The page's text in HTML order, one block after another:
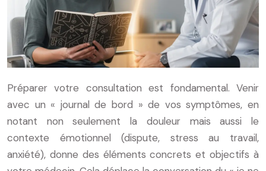
Préparer votre consultation est fondamental. Venir
avec un « journal de bord » de vos symptômes, en
notant non seulement la douleur mais aussi le
contexte émotionnel (dispute, stress au travail,
anxiété), donne des éléments concrets et objectifs à